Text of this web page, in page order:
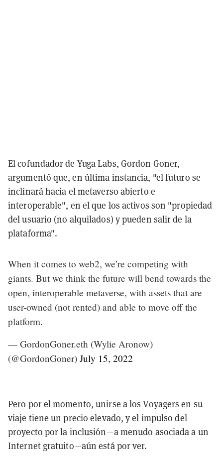
El cofundador de Yuga Labs, Gordon Goner,
argumentó que, en última instancia, "el futuro se
inclinará hacia el metaverso abierto e
interoperable", en el que los activos son "propiedad
del usuario (no alquilados) y pueden salir de la
plataforma".
When it comes to web2, we’re competing with
giants. But we think the future will bend towards the
open, interoperable metaverse, with assets that are
user-owned (not rented) and able to move off the
platform.
— GordonGoner.eth (Wylie Aronow)
(@GordonGoner) July 15, 2022
Pero por el momento, unirse a los Voyagers en su
viaje tiene un precio elevado, y el impulso del
proyecto por la inclusión—a menudo asociada a un
Internet gratuito—aún está por ver.